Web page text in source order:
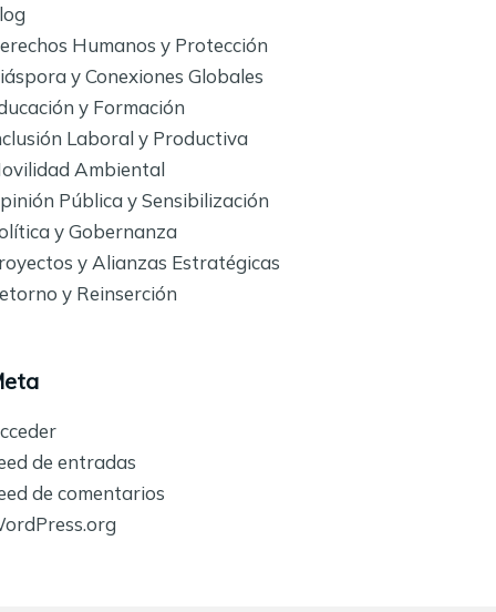
Humanos y Protección
y Conexiones Globales
y Formación
Laboral y Productiva
Ambiental
Pública y Sensibilización
y Gobernanza
y Alianzas Estratégicas
y Reinserción
de entradas
de comentarios